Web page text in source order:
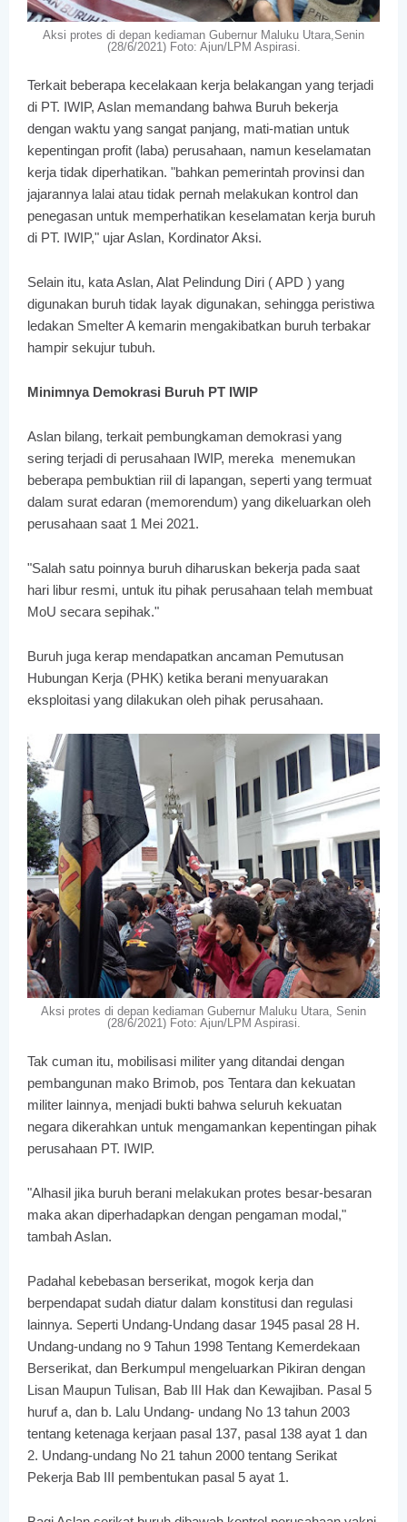
Aksi protes di depan kediaman Gubernur Maluku Utara,Senin
(28/6/2021) Foto: Ajun/LPM Aspirasi.
Terkait beberapa kecelakaan kerja belakangan yang terjadi
di PT. IWIP, Aslan memandang bahwa Buruh bekerja
dengan waktu yang sangat panjang, mati-matian untuk
kepentingan profit (laba) perusahaan, namun keselamatan
kerja tidak diperhatikan. "bahkan pemerintah provinsi dan
jajarannya lalai atau tidak pernah melakukan kontrol dan
penegasan untuk memperhatikan keselamatan kerja buruh
di PT. IWIP," ujar Aslan, Kordinator Aksi.
Selain itu, kata Aslan, Alat Pelindung Diri ( APD ) yang
digunakan buruh tidak layak digunakan, sehingga peristiwa
ledakan Smelter A kemarin mengakibatkan buruh terbakar
hampir sekujur tubuh.
Minimnya Demokrasi Buruh PT IWIP
Aslan bilang, terkait pembungkaman demokrasi yang
sering terjadi di perusahaan IWIP, mereka menemukan
beberapa pembuktian riil di lapangan, seperti yang termuat
dalam surat edaran (memorendum) yang dikeluarkan oleh
perusahaan saat 1 Mei 2021.
"Salah satu poinnya buruh diharuskan bekerja pada saat
hari libur resmi, untuk itu pihak perusahaan telah membuat
MoU secara sepihak."
Buruh juga kerap mendapatkan ancaman Pemutusan
Hubungan Kerja (PHK) ketika berani menyuarakan
eksploitasi yang dilakukan oleh pihak perusahaan.
Aksi protes di depan kediaman Gubernur Maluku Utara, Senin
(28/6/2021) Foto: Ajun/LPM Aspirasi.
Tak cuman itu, mobilisasi militer yang ditandai dengan
pembangunan mako Brimob, pos Tentara dan kekuatan
militer lainnya, menjadi bukti bahwa seluruh kekuatan
negara dikerahkan untuk mengamankan kepentingan pihak
perusahaan PT. IWIP.
"Alhasil jika buruh berani melakukan protes besar-besaran
maka akan diperhadapkan dengan pengaman modal,"
tambah Aslan.
Padahal kebebasan berserikat, mogok kerja dan
berpendapat sudah diatur dalam konstitusi dan regulasi
lainnya. Seperti Undang-Undang dasar 1945 pasal 28 H.
Undang-undang no 9 Tahun 1998 Tentang Kemerdekaan
Berserikat, dan Berkumpul mengeluarkan Pikiran dengan
Lisan Maupun Tulisan, Bab III Hak dan Kewajiban. Pasal 5
huruf a, dan b. Lalu Undang- undang No 13 tahun 2003
tentang ketenaga kerjaan pasal 137, pasal 138 ayat 1 dan
2. Undang-undang No 21 tahun 2000 tentang Serikat
Pekerja Bab III pembentukan pasal 5 ayat 1.